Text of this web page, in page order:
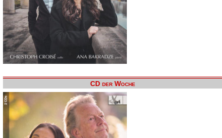
CD der Woche